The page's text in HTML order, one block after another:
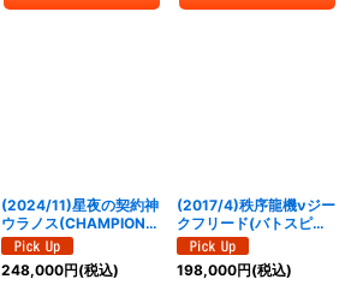
(2024/11)星夜の契約神
ウラノス(CHAMPION)
【契約X】{BS70-
CX03}《黄》
248,000円(税込)
(2017/4)秩序龍機νジー
クフリード(バトスピチ
ャンピオンシップ2017-
煌臨杯-)【X】{SD39-
X01}《白》
198,000円(税込)